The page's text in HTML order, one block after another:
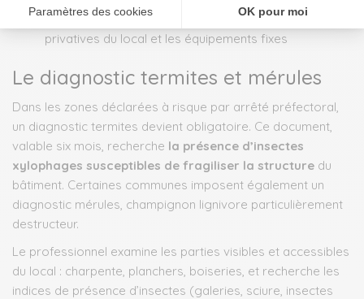
Ces diagnostics ne portent que sur les parties
privatives du local et les équipements fixes
Le diagnostic termites et mérules
Dans les zones déclarées à risque par arrêté préfectoral,
un diagnostic termites devient obligatoire. Ce document,
valable six mois, recherche la présence d’insectes
xylophages susceptibles de fragiliser la structure du
bâtiment. Certaines communes imposent également un
diagnostic mérules, champignon lignivore particulièrement
destructeur.
Le professionnel examine les parties visibles et accessibles
du local : charpente, planchers, boiseries, et recherche les
indices de présence d’insectes (galeries, sciure, insectes